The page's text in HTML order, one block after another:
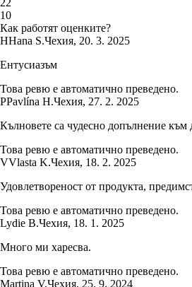
10
Как работят оценките?
HHana S.Чехия, 20. 3. 2025
Ентусиазъм
Това ревю е автоматично преведено.
PPavlína H.Чехия, 27. 2. 2025
Кълновете са чудесно допълнение
Това ревю е автоматично преведено.
VVlasta K.Чехия, 18. 2. 2025
Удовлетвореност от продукта,
Това ревю е автоматично преведено.
Lydie B.Чехия, 18. 1. 2025
Много ми харесва.
Това ревю е автоматично преведено.
Martina V.Чехия, 25. 9. 2024